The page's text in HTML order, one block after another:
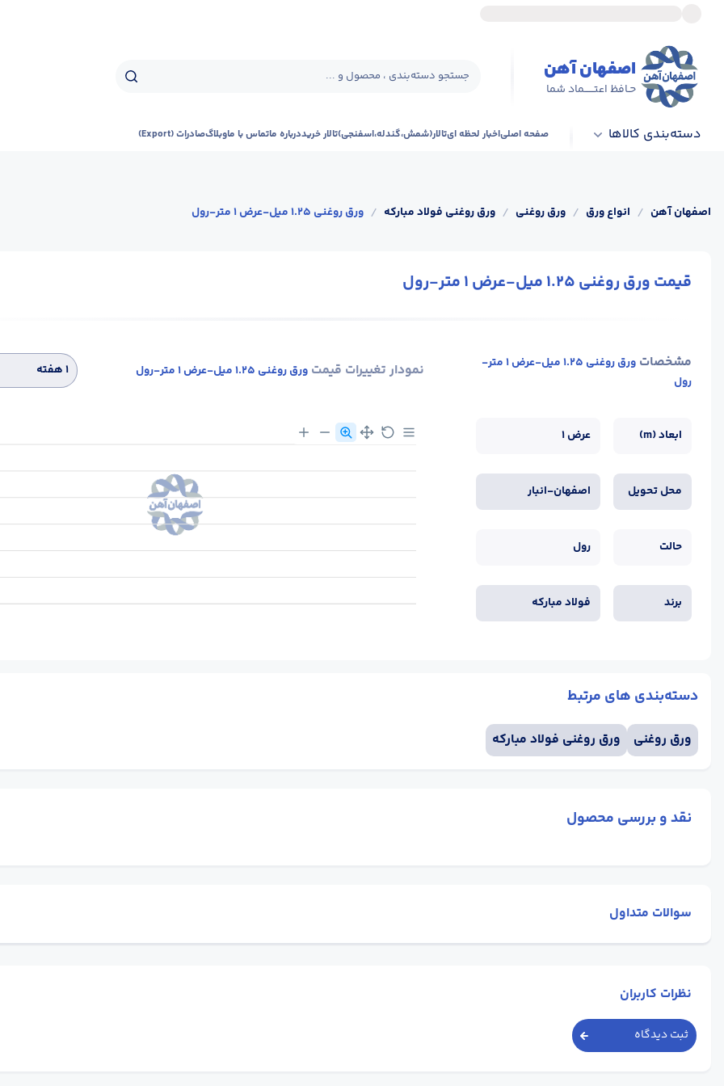
اصفهان آهن
حـافظ اعتــــــماد شما
جستجو دسته‌بندی ، محصول و ...
دسته‌بندی کالاها صفحه اصلیاخبار لحظه ایتالار(شمش،گندله،اسفنجی)تالار خریددرباره ماتماس با ماوبلاگصادرات (Export)
اصفهان آهن / انواع ورق / ورق روغنی / ورق روغنی فولاد مبارکه / ورق روغنی 1.25 میل-عرض 1 متر-رول
قیمت ورق روغنی 1.25 میل-عرض 1 متر-رول
مشخصات
ورق روغنی 1.25 میل-عرض 1 متر-
رول
ابعاد (m) عرض 1
محل تحویل اصفهان-انبار
حالت رول
برند فولاد مبارکه
نمودار تغییرات قیمت ورق روغنی 1.25 میل-عرض 1 متر-رول ۱ هفته
دسته‌بندی های مرتبط
ورق روغنی ورق روغنی فولاد مبارکه
نقد و بررسی محصول
سوالات متداول
نظرات کاربران
ثبت دیدگاه